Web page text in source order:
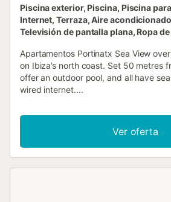
Piscina exterior, Piscina, Piscina
Internet, Terraza, Aire
Televisión de pantalla plana, Ropa
Apartamentos Portinatx Sea View
on Ibiza’s north coast. Set 50 metres
offer an outdoor pool, and all have
wired internet....
Ver oferta